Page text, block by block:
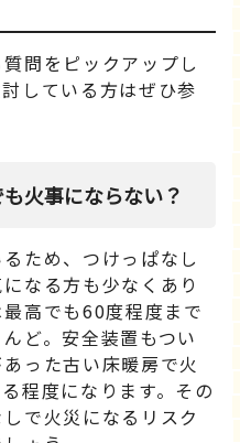
問をピックアップし
している方はぜひ参
火事にならない？
ため、つけっぱなし
なる方も少なくあり
高でも60度程度まで
ど。安全装置もつい
った古い床暖房で火
程度になります。その
で火災になるリスク